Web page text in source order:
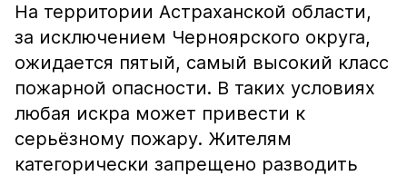
На территории Астраханской области,
за исключением Черноярского округа,
ожидается пятый, самый высокий класс
пожарной опасности. В таких условиях
любая искра может привести к
серьёзному пожару. Жителям
категорически запрещено разводить